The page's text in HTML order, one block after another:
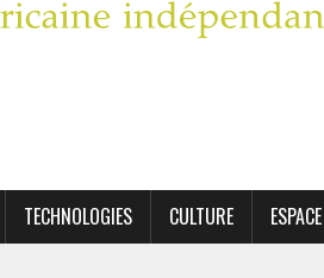
TECHNOLOGIES CULTURE